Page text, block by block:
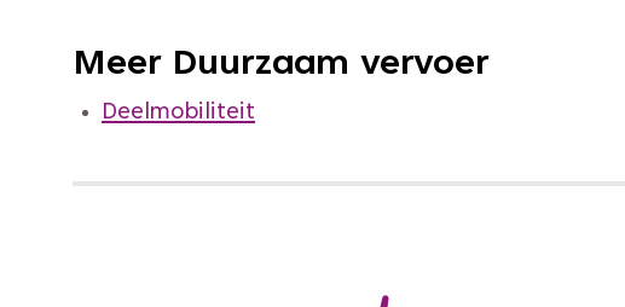
Meer Duurzaam vervoer
Deelmobiliteit